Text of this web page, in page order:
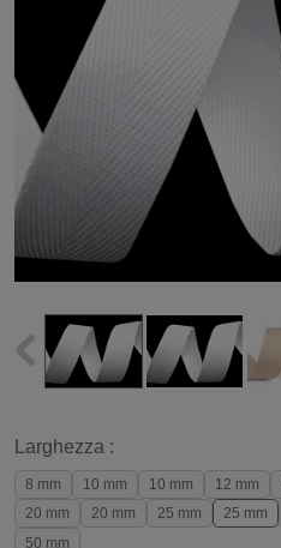
Larghezza :
8 mm 10 mm 10 mm 12 mm
20 mm
20 mm 25 mm 25 mm
50 mm